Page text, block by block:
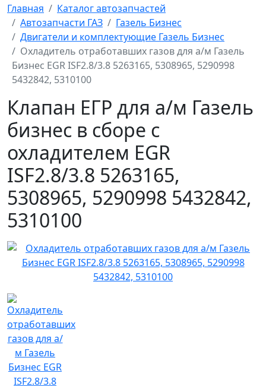
Главная
Каталог автозапчастей
Автозапчасти ГАЗ
Газель Бизнес
Двигатели и комплектующие Газель Бизнес
Охладитель отработавших газов для а/м Газель
Бизнес EGR ISF2.8/3.8 5263165, 5308965, 5290998
5432842, 5310100
Клапан ЕГР для а/м Газель
бизнес в сборе с
охладителем EGR
ISF2.8/3.8 5263165,
5308965, 5290998 5432842,
5310100